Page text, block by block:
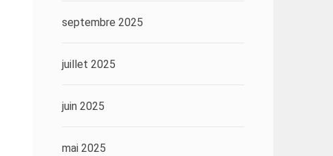
septembre 2025
juillet 2025
juin 2025
mai 2025